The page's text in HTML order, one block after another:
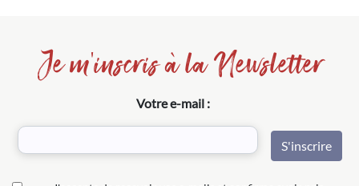
Je m'inscris à la Newsletter
Votre e-mail :